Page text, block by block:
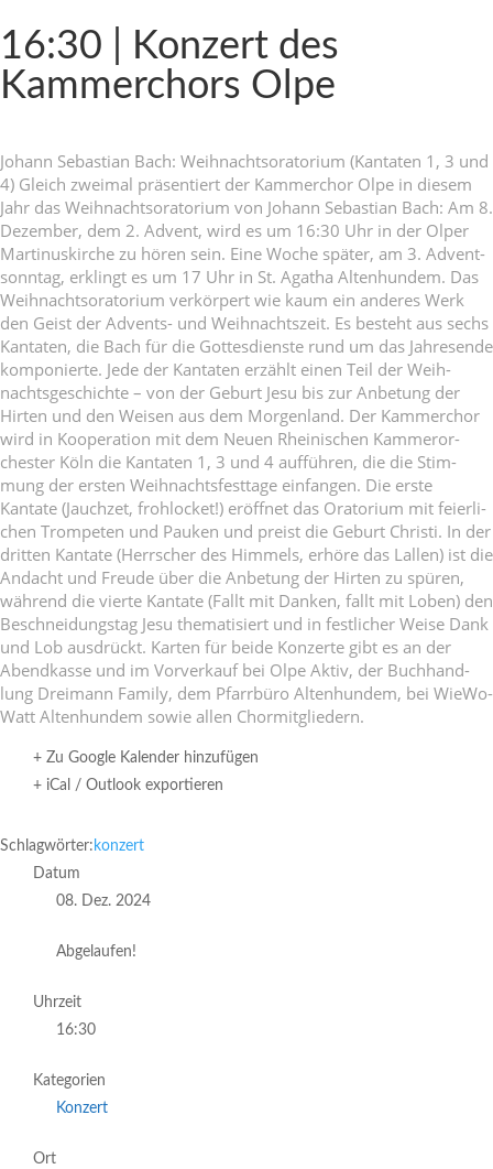
16:30 | Konzert des
Kammer­chors Olpe
Johann Sebas­tian Bach: Weih­nachts­ora­to­rium (Kantaten 1, 3 und
4) Gleich zweimal präsen­tiert der Kammer­chor Olpe in diesem
Jahr das Weih­nachts­ora­to­rium von Johann Sebas­tian Bach: Am 8.
Dezember, dem 2. Advent, wird es um 16:30 Uhr in der Olper
Marti­nus­kirche zu hören sein. Eine Woche später, am 3. Advent­
sonntag, erklingt es um 17 Uhr in St. Agatha Alten­hundem. Das
Weih­nachts­ora­to­rium verkör­pert wie kaum ein anderes Werk
den Geist der Advents- und Weih­nachts­zeit. Es besteht aus sechs
Kantaten, die Bach für die Gottes­dienste rund um das Jahres­ende
kompo­nierte. Jede der Kantaten erzählt einen Teil der Weih­
nachts­ge­schichte – von der Geburt Jesu bis zur Anbe­tung der
Hirten und den Weisen aus dem Morgen­land. Der Kammer­chor
wird in Koope­ra­tion mit dem Neuen Rhei­ni­schen Kammer­or­
chester Köln die Kantaten 1, 3 und 4 aufführen, die die Stim­
mung der ersten Weih­nachts­fest­tage einfangen. Die erste
Kantate (Jauchzet, froh­lo­cket!) eröffnet das Orato­rium mit feier­li­
chen Trom­peten und Pauken und preist die Geburt Christi. In der
dritten Kantate (Herr­scher des Himmels, erhöre das Lallen) ist die
Andacht und Freude über die Anbe­tung der Hirten zu spüren,
während die vierte Kantate (Fallt mit Danken, fallt mit Loben) den
Beschnei­dungstag Jesu thema­ti­siert und in fest­li­cher Weise Dank
und Lob ausdrückt. Karten für beide Konzerte gibt es an der
Abend­kasse und im Vorver­kauf bei Olpe Aktiv, der Buch­hand­
lung Drei­mann Family, dem Pfarr­büro Alten­hundem, bei WieWo­
Watt Alten­hundem sowie allen Chormitgliedern.
+ Zu Google Kalender hinzufügen
+ iCal / Outlook exportieren
Schlagwörter: konzert
Datum
08. Dez. 2024
Abgelaufen!
Uhrzeit
16:30
Kategorien
Konzert
Ort